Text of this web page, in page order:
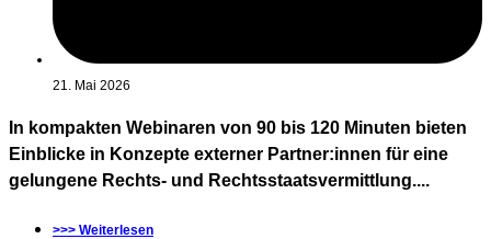
21. Mai 2026
In kompakten Webinaren von 90 bis 120 Minuten bieten
Einblicke in Konzepte externer Partner:innen für eine
gelungene Rechts- und Rechtsstaatsvermittlung....
>>> Weiterlesen